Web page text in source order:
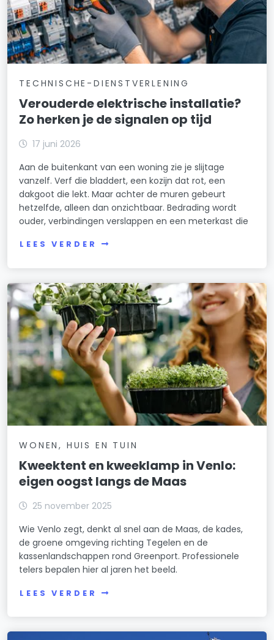
TECHNISCHE-DIENSTVERLENING
Verouderde elektrische installatie?
Zo herken je de signalen op tijd
17 juni 2026
Aan de buitenkant van een woning zie je slijtage
vanzelf. Verf die bladdert, een kozijn dat rot, een
dakgoot die lekt. Maar achter de muren gebeurt
hetzelfde, alleen dan onzichtbaar. Bedrading wordt
ouder, verbindingen verslappen en een meterkast die
LEES VERDER
WONEN, HUIS EN TUIN
Kweektent en kweeklamp in Venlo:
eigen oogst langs de Maas
25 november 2025
Wie Venlo zegt, denkt al snel aan de Maas, de kades,
de groene omgeving richting Tegelen en de
kassenlandschappen rond Greenport. Professionele
telers bepalen hier al jaren het beeld.
LEES VERDER